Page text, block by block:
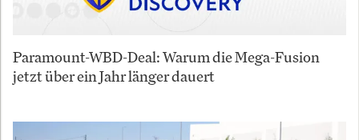
Paramount-WBD-Deal: Warum die Mega-Fusion
jetzt über ein Jahr länger dauert